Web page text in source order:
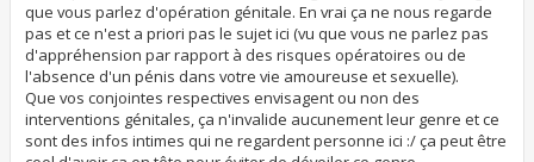
que vous parlez d'opération génitale. En vrai ça ne nous regarde
pas et ce n'est a priori pas le sujet ici (vu que vous ne parlez pas
d'appréhension par rapport à des risques opératoires ou de
l'absence d'un pénis dans votre vie amoureuse et sexuelle).
Que vos conjointes respectives envisagent ou non des
interventions génitales, ça n'invalide aucunement leur genre et ce
sont des infos intimes qui ne regardent personne ici :/ ça peut être